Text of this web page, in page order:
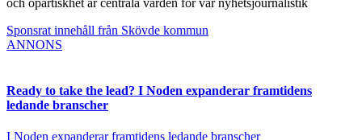
Sponsrat innehåll från Skövde kommun
ANNONS
Ready to take the lead? I Noden expanderar framtidens
ledande branscher
I Noden expanderar framtidens ledande branscher